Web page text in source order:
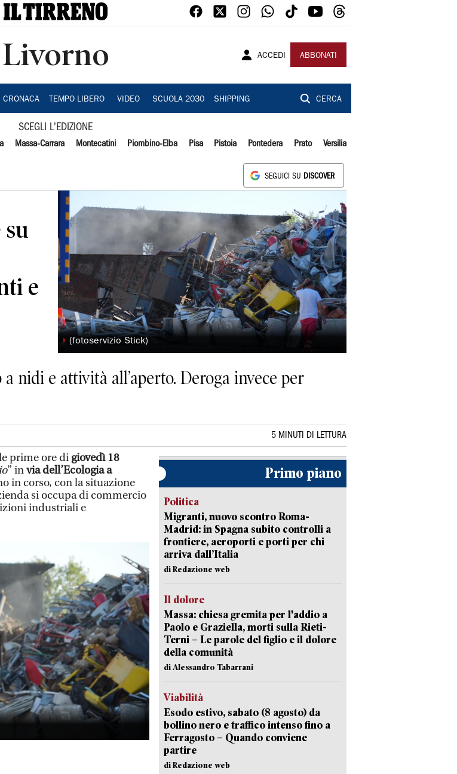
Livorno ACCEDI ABBONATI
CRONACA TEMPO LIBERO VIDEO SCUOLA 2030 SHIPPING CERCA
SCEGLI L'EDIZIONE
Massa-Carrara Montecatini Piombino-Elba Pisa Pistoia Pontedera Prato Versilia
SEGUICI SU DISCOVER
su
e
◗ (fotoservizio Stick)
nidi e attività all’aperto. Deroga invece per
5 MINUTI DI LETTURA
prime ore di giovedì 18
” invia dell’Ecologia a
in corso, con la situazione
si occupa di commercio
industriali e
Primo piano
Politica
Migranti, nuovo scontro Roma-
Madrid: in Spagna subito controlli a
frontiere, aeroporti e porti per chi
arriva dall’Italia
di Redazione web
Il dolore
Massa: chiesa gremita per l'addio a
Paolo e Graziella, morti sulla Rieti-
Terni – Le parole del figlio e il dolore
della comunità
di Alessandro Tabarrani
Viabilità
Esodo estivo, sabato (8 agosto) da
bollino nero e traffico intenso fino a
Ferragosto – Quando conviene
partire
di Redazione web